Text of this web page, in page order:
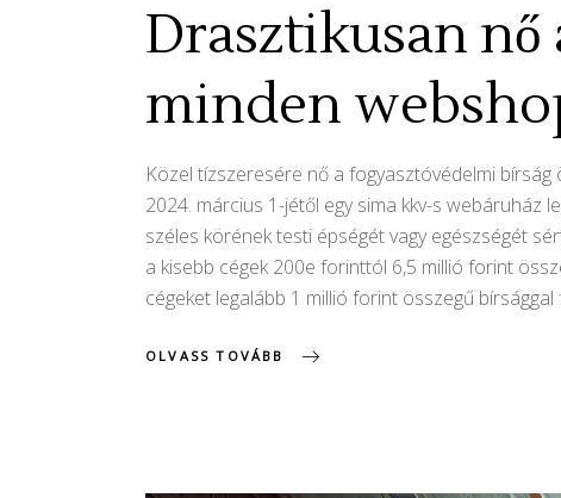
Drasztikusan
minden
Közel tízszeresére nő a fogyasztóvédelmi bírság
2024. március 1-jétől egy sima kkv-s webáruház
széles körének testi épségét vagy egészségét
a kisebb cégek 200e forinttól 6,5 millió forint
cégeket legalább 1 millió forint összegű
OLVASS TOVÁBB